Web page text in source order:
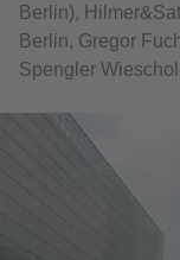
Berlin),
Berlin, Gregor
Spengler